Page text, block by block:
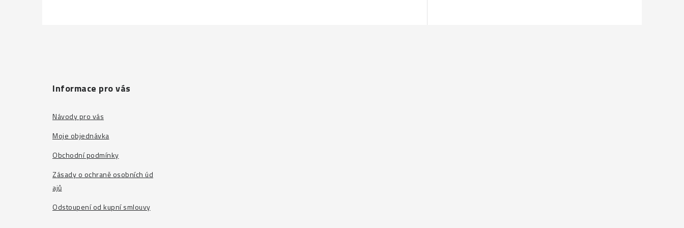
Informace pro vás
Návody pro vás
Moje objednávka
Obchodní podmínky
Zásady o ochraně osobních úd
ajů
Odstoupení od kupní smlouvy